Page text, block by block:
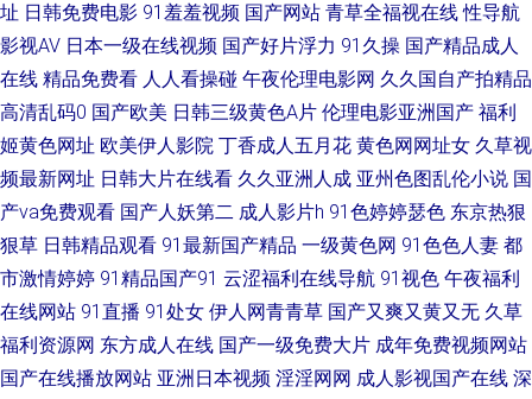
短视频 老湿机激情影视 国产探花av 超碰人人澡 欧美AA在线 老师机午夜性爱
九九爱热 福利社啪啪 变态AV导航网 97色色一区二区 在线老性爱乱 天堂网成
传煤成人 超碰热99 91最新地址 中日韩三级片 香蕉在线播放超碰 日韩欧美
TV 日本午夜剧场 人人草天天干 另类四虎色 韩国青草在线视频 国产精品片
日本色色 青娱乐91午夜 久久足交视频 国语对白蜜臀 成人柠檬导航 国精品伦
区 国产9视频 超碰注妇 97欧美国产自产 日本www线 女人A片综合 老湿机福
址 日韩免费电影 91羞羞视频 国产网站 青草全福视在线 性导航
影视AV 日本一级在线视频 国产好片浮力 91久操 国产精品成人
在线 精品免费看 人人看操碰 午夜伦理电影网 久久国自产拍精品
高清乱码0 国产欧美 日韩三级黄色A片 伦理电影亚洲国产 福利
姬黄色网址 欧美伊人影院 丁香成人五月花 黄色网网址女 久草视
频最新网址 日韩大片在线看 久久亚洲人成 亚州色图乱伦小说 国
产va免费观看 国产人妖第二 成人影片h 91色婷婷瑟色 东京热狠
狠草 日韩精品观看 91最新国产精品 一级黄色网 91色色人妻 都
市激情婷婷 91精品国产91 云涩福利在线导航 91视色 午夜福利
在线网站 91直播 91处女 伊人网青青草 国产又爽又黄又无 久草
福利资源网 东方成人在线 国产一级免费大片 成年免费视频网站
国产在线播放网站 亚洲日本视频 淫淫网网 成人影视国产在线 深